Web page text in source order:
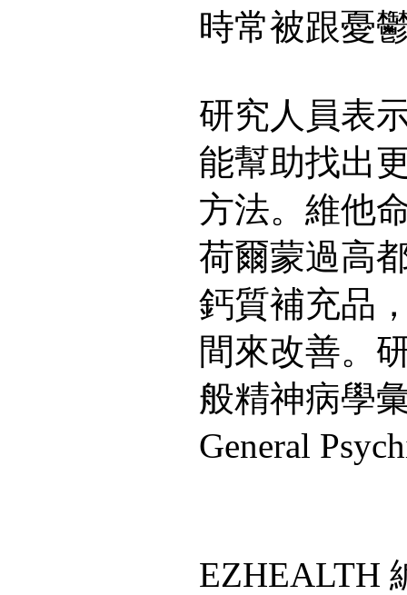
時常被跟憂
研究人員表
能幫助找出
方法。維他
荷爾蒙過高
鈣質補充品
間來改善。
般精神病學
General
EZHEALTH